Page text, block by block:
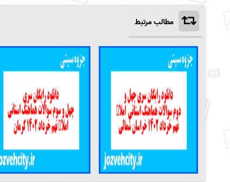
مطالب مرتبط